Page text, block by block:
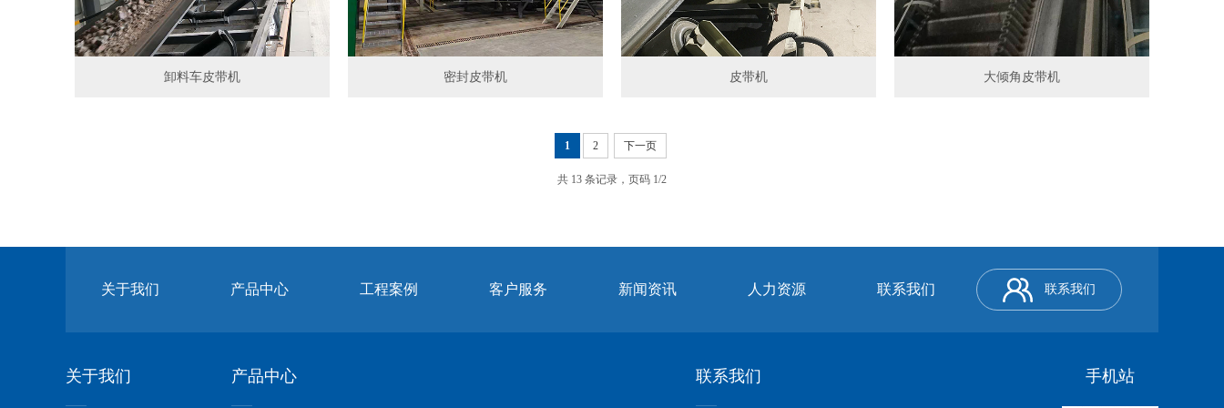
卸料车皮带机 密封皮带机 皮带机 大倾角皮带机
1 2 下一页
共 13 条记录，页码 1/2
关于我们 产品中心 工程案例 客户服务 新闻资讯 人力资源 联系我们 联系我们
关于我们 产品中心 联系我们 手机站